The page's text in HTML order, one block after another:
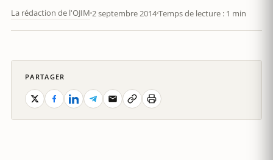
La rédaction de l'OJIM 2 septembre 2014Temps de lecture : 1 min
PARTAGER